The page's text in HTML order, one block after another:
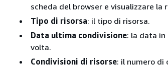
scheda del browser e visualizzare la
Tipo di risorsa: il tipo di risorsa.
Data ultima condivisione: la data
volta.
Condivisioni di risorse: il numero di